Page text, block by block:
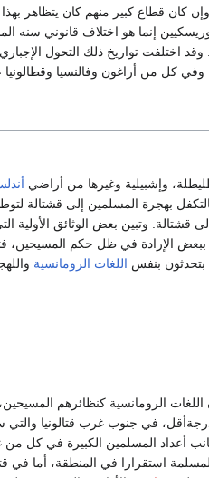
كان قطاع كبير منهم كان يتظاهر
إنما هو اختلاف قانوني سنه
اختلفت تواريخ ذلك التحول
وإشبيلية وغيرها من أراضي
بهجرة المسلمين إلى قشتالة
وتبين بعض الوثائق الأولية
أستطاعوا التمسك ببعض الإرادة في ظل حكم
بتحدثون بنفس اللغات الرومانسية
الرومانسية كنظائرهم
في جنوب غرب قتالونيا والتي
أعداد المسلمين الكبيرة في كل من
استقرارا في المنطقة، أما في